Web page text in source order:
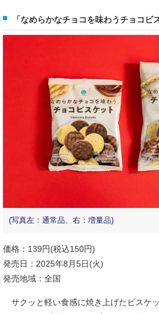
「なめらかなチョコを味わうチョコビ
(写真左：通常品、右：増量品)
価格：139円(税込150円)
発売日：2025年8月5日(火)
発売地域：全国
サクッと軽い食感に焼き上げたビスケ